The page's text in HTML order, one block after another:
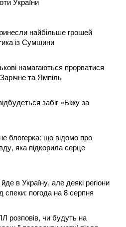
найбільше грошей
із Сумщини
намагаються прорватися
та Ямпіль
забіг «Біжу за
блогерка: що відомо про
яка підкорила серце
в Україну, але деякі регіони
спеки: погода на 8 серпня
розповів, чи будуть на